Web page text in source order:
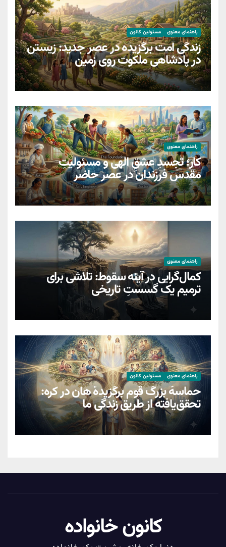
راهنمای معنوی مسئولین کانون
زندگی امت برگزیده در عصر جدید: زیستن
در پادشاهی ملکوت روی زمین
راهنمای معنوی
کار؛ تجسدِ عشقِ الهی و مسئولیتِ
مقدسِ فرزندان در عصر حاضر
راهنمای معنوی
کمال‌گرایی در آینه سقوط: تلاشی برای
ترمیمِ یک گسستِ تاریخی
راهنمای معنوی مسئولین کانون
حماسهٔ بزرگ قوم برگزیدهٔ هان در کره:
تحقق‌یافته از طریق زندگیِ ما
کانون خانواده